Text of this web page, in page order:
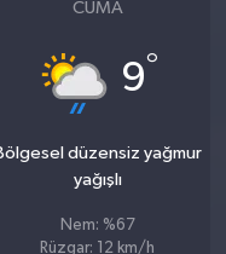
CUMA
9°
düzensiz yağmur
yağışlı
Nem: %67
Rüzgar: 12 km/h